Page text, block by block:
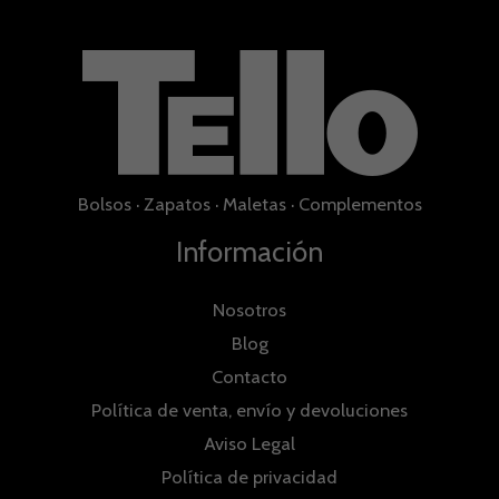
Bolsos· Zapatos· Maletas· Complementos
Información
Nosotros
Blog
Contacto
Política de venta, envío y devoluciones
Aviso Legal
Política de privacidad